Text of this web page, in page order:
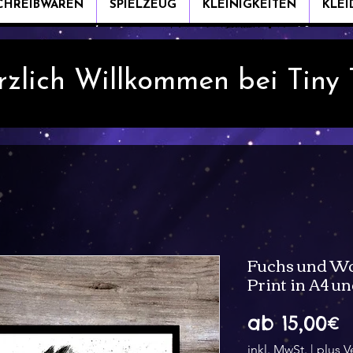
SPIELZEUG KLEINIGKEITEN
Willkommen bei Tiny
Fuchs und
Print in A4
ab15,00€
inkl. MwSt. | plus